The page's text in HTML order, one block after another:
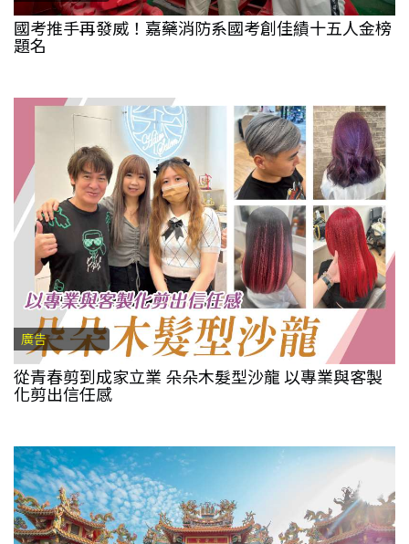
國考推手再發威！嘉藥消防系國考創佳績十五人金榜
題名
廣告
從青春剪到成家立業 朵朵木髮型沙龍 以專業與客製
化剪出信任感